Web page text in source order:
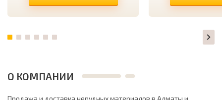
О КОМПАНИИ
Продажа и доставка нерудных материалов в Алматы и